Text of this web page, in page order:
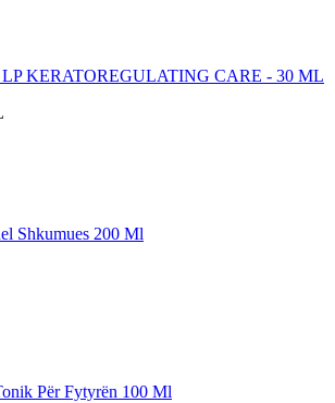
KERATOREGULATING CARE - 30 ML
Shkumues 200 Ml
Për Fytyrën 100 Ml